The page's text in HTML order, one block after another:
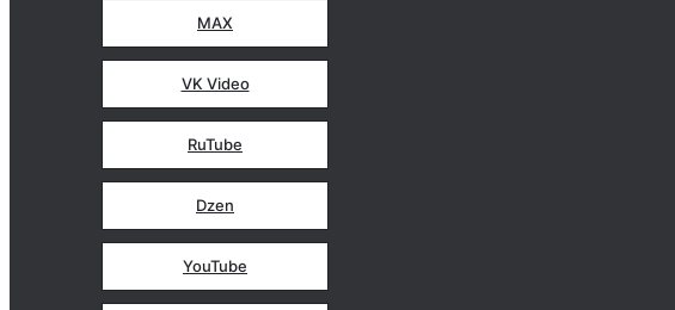
MAX
VK Video
RuTube
Dzen
YouTube